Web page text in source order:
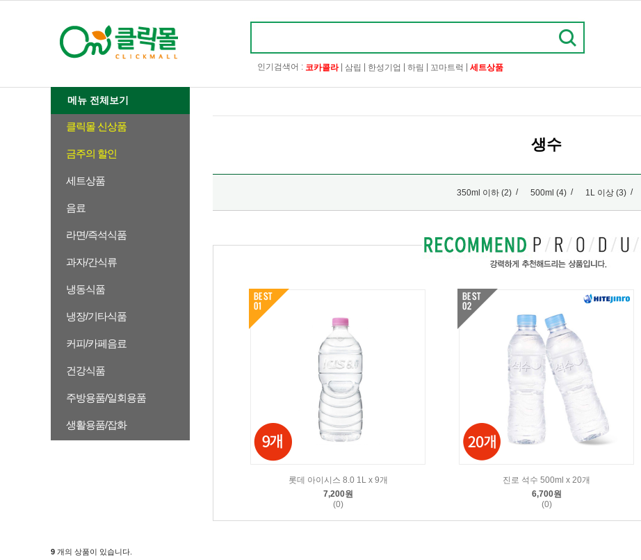
인기검색어 : 코카콜라| 삼립 한성기업 하림 꼬마트럭 세트상품
메뉴 전체보기
클릭몰 신상품
금주의 할인
세트상품
음료
라면/즉석식품
과자/간식류
냉동식품
냉장/기타식품
커피/카페음료
건강식품
주방용품/일회용품
생활용품/잡화
생수
350ml 이하 (2) / 500ml (4) / 1L 이상 (3) /
롯데 아이시스 8.0 1L x 9개
7,200원
(0)
진로 석수 500ml x 20개
6,700원
(0)
9 개의 상품이 있습니다.